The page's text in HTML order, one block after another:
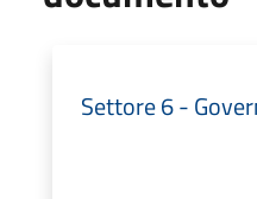
Settore 6 -